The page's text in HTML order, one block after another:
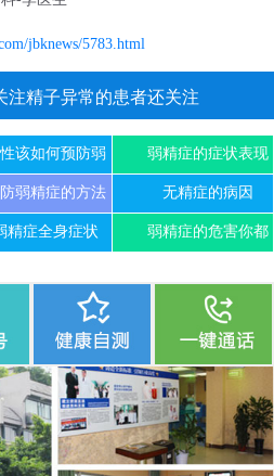
jbknews/5783.html
注精子异常的患者还关注
该如何预防弱 弱精症的症状表现
弱精症的方法 无精症的病因
精症全身症状 弱精症的危害你都